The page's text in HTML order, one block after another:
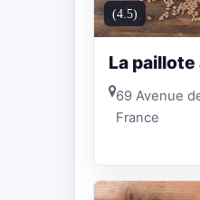
(4.5)
La
69 Avenue
France